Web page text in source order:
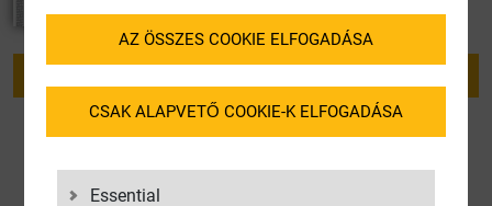
AZ ÖSSZES COOKIE ELFOGADÁSA
CSAK ALAPVETŐ COOKIE-K ELFOGADÁSA
Essential